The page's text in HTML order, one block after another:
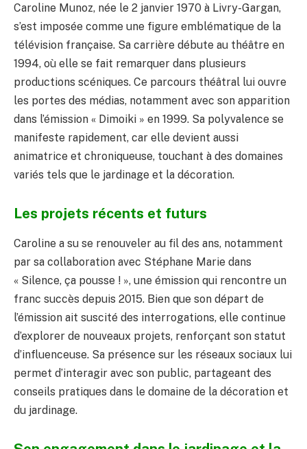
Caroline Munoz, née le 2 janvier 1970 à Livry-Gargan,
s’est imposée comme une figure emblématique de la
télévision française. Sa carrière débute au théâtre en
1994, où elle se fait remarquer dans plusieurs
productions scéniques. Ce parcours théâtral lui ouvre
les portes des médias, notamment avec son apparition
dans l’émission « Dimoiki » en 1999. Sa polyvalence se
manifeste rapidement, car elle devient aussi
animatrice et chroniqueuse, touchant à des domaines
variés tels que le jardinage et la décoration.
Les projets récents et futurs
Caroline a su se renouveler au fil des ans, notamment
par sa collaboration avec Stéphane Marie dans
« Silence, ça pousse ! », une émission qui rencontre un
franc succès depuis 2015. Bien que son départ de
l’émission ait suscité des interrogations, elle continue
d’explorer de nouveaux projets, renforçant son statut
d’influenceuse. Sa présence sur les réseaux sociaux lui
permet d’interagir avec son public, partageant des
conseils pratiques dans le domaine de la décoration et
du jardinage.